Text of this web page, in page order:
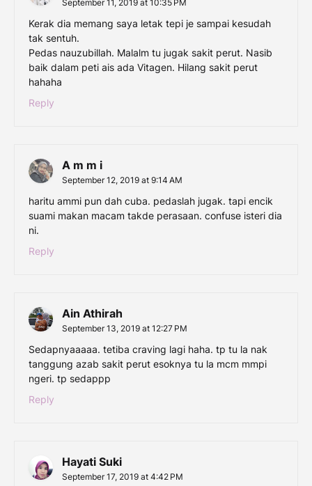
September 11, 2019 at 10:35 PM
Kerak dia memang saya letak tepi je sampai kesudah
tak sentuh.
Pedas nauzubillah. Malalm tu jugak sakit perut. Nasib
baik dalam peti ais ada Vitagen. Hilang sakit perut
hahaha
Reply
A m m i
September 12, 2019 at 9:14 AM
haritu ammi pun dah cuba. pedaslah jugak. tapi encik
suami makan macam takde perasaan. confuse isteri dia
ni.
Reply
Ain Athirah
September 13, 2019 at 12:27 PM
Sedapnyaaaaa. tetiba craving lagi haha. tp tu la nak
tanggung azab sakit perut esoknya tu la mcm mmpi
ngeri. tp sedappp
Reply
Hayati Suki
September 17, 2019 at 4:42 PM